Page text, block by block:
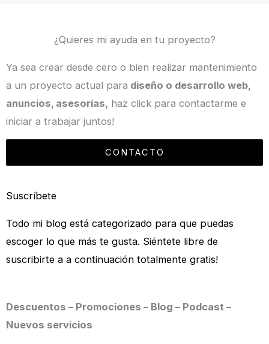
¿Quieres mi ayuda en tu proyecto?
Ya sea crear desde cero o bien realizar mantenimiento
a un proyecto actual para diseño o desarrollo web,
anuncios, asesorías, haz click para contactarme e
iniciar a trabajar juntos!
CONTACTO
Suscríbete
Todo mi blog está categorizado para que puedas
escoger lo que más te gusta. Siéntete libre de
suscribirte a a continuación totalmente gratis!
Descuentos – Promociones – Blog – Podcast –
Nuevos servicios